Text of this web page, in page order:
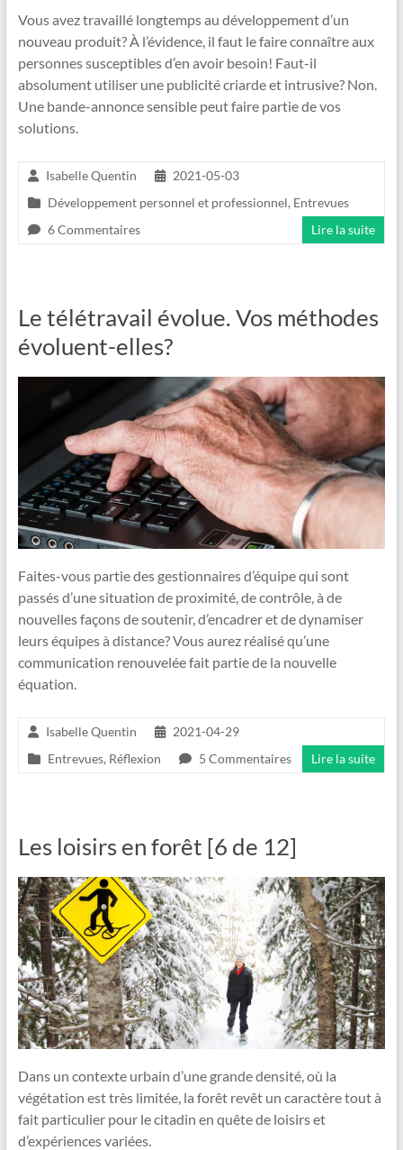
Vous avez travaillé longtemps au développement d’un
nouveau produit? À l’évidence, il faut le faire connaître aux
personnes susceptibles d’en avoir besoin! Faut-il
absolument utiliser une publicité criarde et intrusive? Non.
Une bande-annonce sensible peut faire partie de vos
solutions.
Isabelle Quentin
2021-05-03
Développement personnel et professionnel, Entrevues
6 Commentaires
Lire la suite
Le télétravail évolue. Vos méthodes
évoluent-elles?
Faites-vous partie des gestionnaires d’équipe qui sont
passés d’une situation de proximité, de contrôle, à de
nouvelles façons de soutenir, d’encadrer et de dynamiser
leurs équipes à distance? Vous aurez réalisé qu’une
communication renouvelée fait partie de la nouvelle
équation.
Isabelle Quentin
2021-04-29
Entrevues, Réflexion 5 Commentaires Lire la suite
Les loisirs en forêt [6 de 12]
Dans un contexte urbain d’une grande densité, où la
végétation est très limitée, la forêt revêt un caractère tout à
fait particulier pour le citadin en quête de loisirs et
d’expériences variées.